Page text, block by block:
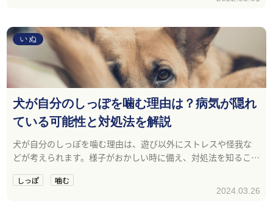
いぬ
犬が自分のしっぽを噛む理由は？病気が隠れ
ている可能性と対処法を解説
犬が自分のしっぽを噛む理由は、遊び以外にストレスや怪我な
どが考えられます。様子がおかしい時に備え、対処法を知ること
しっぽ 噛む
2024.03.26